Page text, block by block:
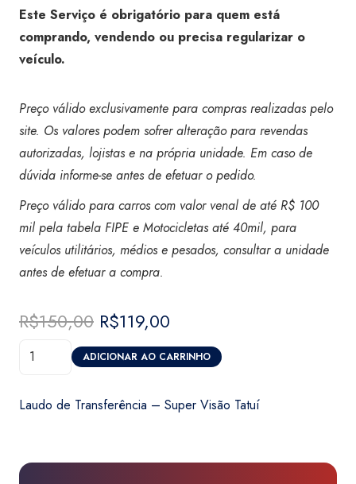
Este Serviço é obrigatório para quem está
comprando, vendendo ou precisa regularizar o
veículo.
Preço válido exclusivamente para compras realizadas pelo
site. Os valores podem sofrer alteração para revendas
autorizadas, lojistas e na própria unidade. Em caso de
dúvida informe-se antes de efetuar o pedido.
Preço válido para carros com valor venal de até R$ 100
mil pela tabela FIPE e Motocicletas até 40mil, para
veículos utilitários, médios e pesados, consultar a unidade
antes de efetuar a compra.
R$150,00 O
preço
original
R$150,00.
R$119,00
preço
atual
R$119,00.
Laudo
Transferência
Visão
ADICIONAR AO CARRINHO
Laudo de Transferência – Super Visão Tatuí